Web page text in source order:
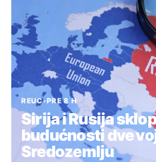
REUC•PRE 8 H
Sirija i Rusija
budućnosti dve
Sredozemlju